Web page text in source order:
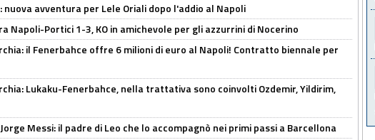
nuova avventura per Lele Oriali dopo l'addio al Napoli
Napoli-Portici 1-3, KO in amichevole per gli azzurrini di Nocerino
il Fenerbahce offre 6 milioni di euro al Napoli! Contratto biennale per
Lukaku-Fenerbahce, nella trattativa sono coinvolti Ozdemir, Yildirim,
Messi: il padre di Leo che lo accompagnò nei primi passi a Barcellona